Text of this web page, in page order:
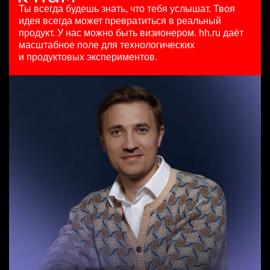
21 июл. 2026
з/п не указана
Москва
HeadHunter::Коммерческий департамент
125000 - 175000 ₽
Ярославль
Специалист телемаркетинга
HeadHunter::Телефонные продажи
4 авг. 2026
з/п не указана
Москва
Младший SEO специалист
HeadHunter::Департамент маркетинга
10 июл. 2026
з/п не указана
Москва
Ты всегда будешь знать, что тебя услышат. Твоя
идея всегда может превратиться в реальный
продукт. У нас можно быть визионером. hh.ru даёт
масштабное поле для технологических
и продуктовых экспериментов.